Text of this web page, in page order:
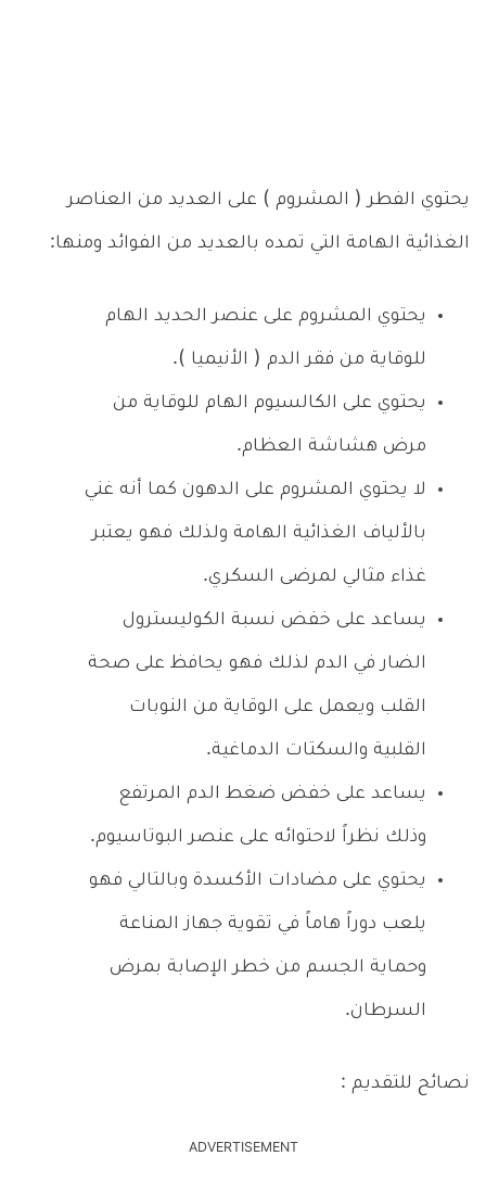
يحتوي الفطر ( المشروم ) على العديد من العناصر
الغذائية الهامة التي تمده بالعديد من الفوائد ومنها:
يحتوي المشروم على عنصر الحديد الهام
للوقاية من فقر الدم ( الأنيميا ).
يحتوي على الكالسيوم الهام للوقاية من
مرض هشاشة العظام.
لا يحتوي المشروم على الدهون كما أنه غني
بالألياف الغذائية الهامة ولذلك فهو يعتبر
غذاء مثالي لمرضى السكري.
يساعد على خفض نسبة الكوليسترول
الضار في الدم لذلك فهو يحافظ على صحة
القلب ويعمل على الوقاية من النوبات
القلبية والسكتات الدماغية.
يساعد على خفض ضغط الدم المرتفع
وذلك نظراً لاحتوائه على عنصر البوتاسيوم.
يحتوي على مضادات الأكسدة وبالتالي فهو
يلعب دوراً هاماً في تقوية جهاز المناعة
وحماية الجسم من خطر الإصابة بمرض
السرطان.
نصائح للتقديم :
ADVERTISEMENT